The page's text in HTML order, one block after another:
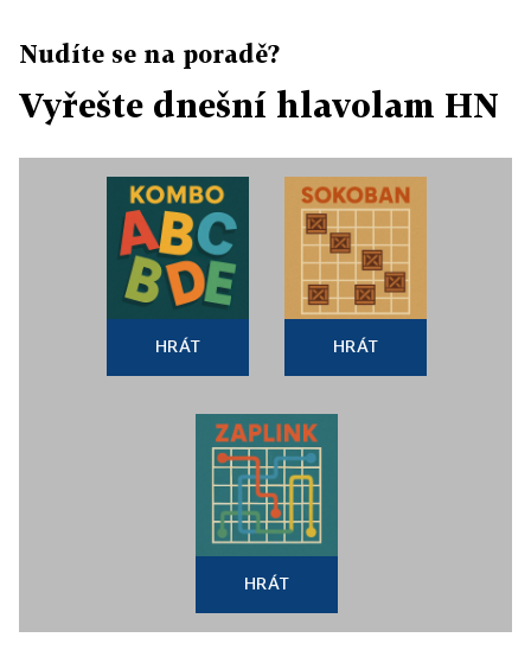
Nudíte se na poradě?
Vyřešte dnešní hlavolam HN
HRÁT HRÁT
HRÁT